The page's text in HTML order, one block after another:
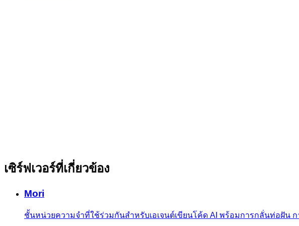
เซิร์ฟเวอร์ที่เกี่ยวข้อง
Mori
ชั้นหน่วยความจำที่ใช้ร่วมกันสำหรับเอเจนต์เขียนโค้ด AI พร้อมการกลั่นท่อฝัน